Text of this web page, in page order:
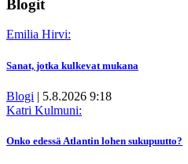
Blogit
Emilia Hirvi:
Sanat, jotka kulkevat mukana
Blogi | 5.8.2026 9:18
Katri Kulmuni:
Onko edessä Atlantin lohen sukupuutto?